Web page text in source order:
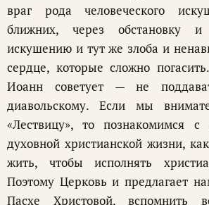
враг рода человеческого
ближних, через обстановку
искушению и тут же злоба и
сердце, которые сложно
Иоанн советует — не
диавольскому. Если мы
«Лествицу», то познакомимся
духовной христианской жизни,
жить, чтобы исполнять
Поэтому Церковь и предлагает
Пасхе Христовой, вспомнить